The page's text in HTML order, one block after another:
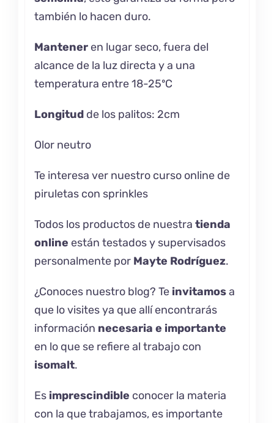
también lo hacen duro.
Manteneren lugar seco, fuera del
alcance de la luz directa y a una
temperatura entre 18-25ºC
Longitudde los palitos: 2cm
Olor neutro
Te interesa ver nuestro curso online de
piruletas con sprinkles
Todos los productos de nuestra tienda
online están testados y supervisados
personalmente por Mayte Rodríguez.
¿Conoces nuestro blog? Te invitamosa
que lo visites ya que allí encontrarás
información necesaria e importante
en lo que se refiere al trabajo con
isomalt.
Es imprescindible conocer la materia
con la que trabajamos, es importante